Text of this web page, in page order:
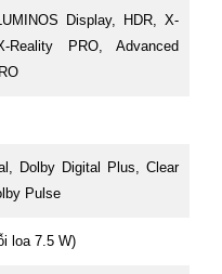
Display, HDR, X-
Reality PRO, Advanced
Dolby Digital Plus, Clear
Pulse
loa 7.5 W)